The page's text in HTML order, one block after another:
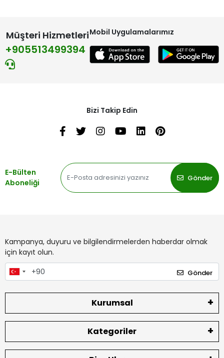
Müşteri Hizmetleri
+905513499394
Mobil Uygulamalarımız
Bizi Takip Edin
E-Bülten
Aboneliği
Gönder
Kampanya, duyuru ve bilgilendirmelerden haberdar olmak
için kayıt olun.
Gönder
Kurumsal
Kategoriler